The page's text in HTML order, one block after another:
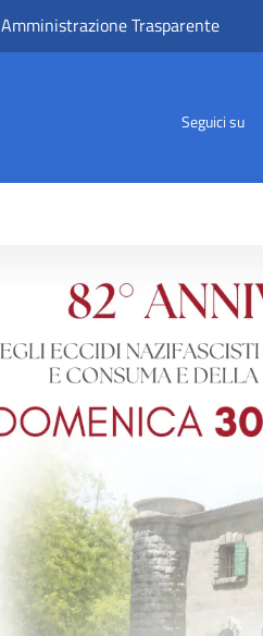
Amministrazione Trasparente
Seguici su